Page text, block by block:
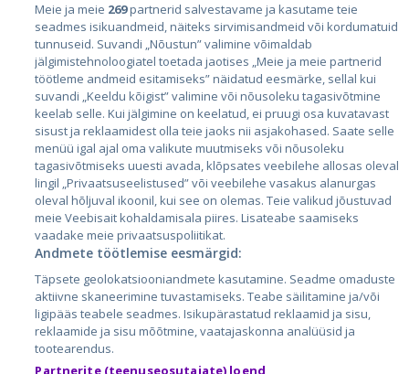
Страны
Эстония
Латвия
Литва
City24.lv
City24.ee
GetaPro.lv
GetaPro.ee
CVbankas.lt
Kainos.lt
Paslaugos.lt
auto24.ee
Meie ja meie 269partnerid salvestavame ja kasutame teie
seadmes isikuandmeid, näiteks sirvimisandmeid või kordumatuid
tunnuseid. Suvandi „Nõustun” valimine võimaldab
jälgimistehnoloogiatel toetada jaotises „Meie ja meie partnerid
töötleme andmeid esitamiseks” näidatud eesmärke, sellal kui
suvandi „Keeldu kõigist” valimine või nõusoleku tagasivõtmine
keelab selle. Kui jälgimine on keelatud, ei pruugi osa kuvatavast
sisust ja reklaamidest olla teie jaoks nii asjakohased. Saate selle
menüü igal ajal oma valikute muutmiseks või nõusoleku
tagasivõtmiseks uuesti avada, klõpsates veebilehe allosas oleval
lingil „Privaatsuseelistused” või veebilehe vasakus alanurgas
oleval hõljuval ikoonil, kui see on olemas. Teie valikud jõustuvad
meie Veebisait kohaldamisala piires. Lisateabe saamiseks
vaadake meie privaatsuspoliitikat.
Andmete töötlemise eesmärgid:
Täpsete geolokatsiooniandmete kasutamine. Seadme omaduste
aktiivne skaneerimine tuvastamiseks. Teabe säilitamine ja/või
ligipääs teabele seadmes. Isikupärastatud reklaamid ja sisu,
reklaamide ja sisu mõõtmine, vaatajaskonna analüüsid ja
tootearendus.
Partnerite (teenuseosutajate) loend